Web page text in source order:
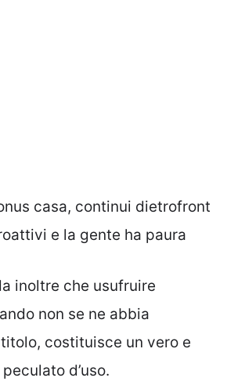
casa, continui dietrofront
e la gente ha paura
inoltre che usufruire
non se ne abbia
costituisce un vero e
d’uso.